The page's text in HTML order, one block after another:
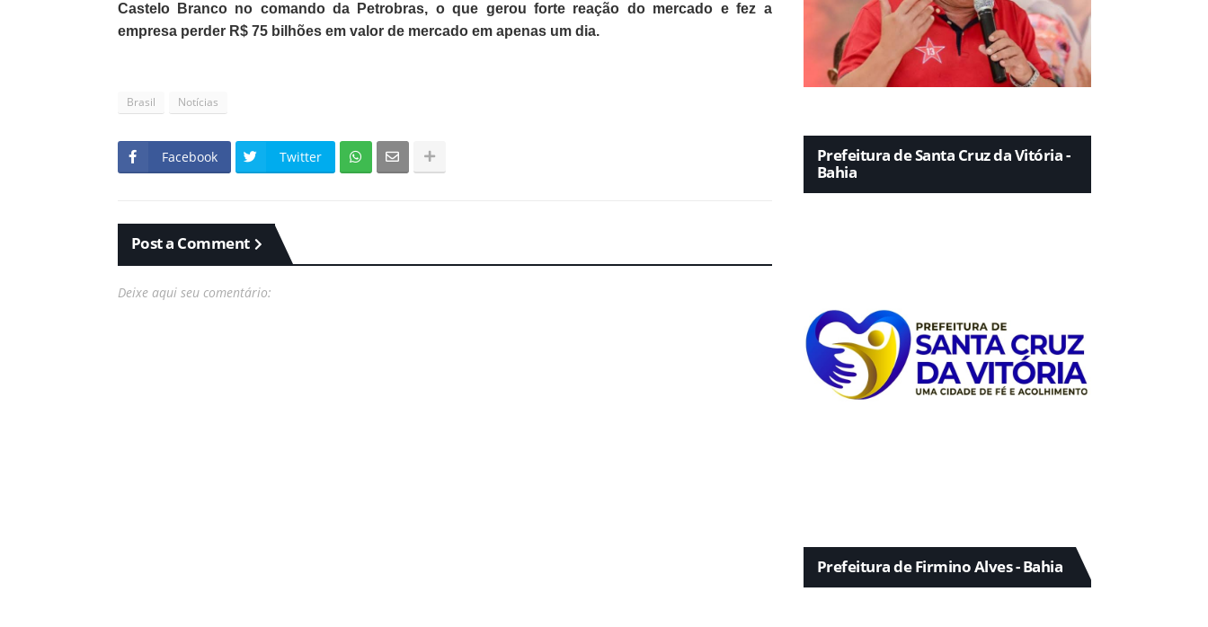
Castelo Branco no comando da Petrobras, o que gerou forte reação do mercado e fez a
empresa perder R$ 75 bilhões em valor de mercado em apenas um dia.
Brasil Notícias
Facebook Twitter
Post a Comment
Deixe aqui seu comentário:
Prefeitura de Santa Cruz da Vitória -
Bahia
Prefeitura de Firmino Alves - Bahia